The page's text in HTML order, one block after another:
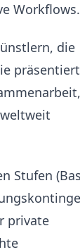
Workflows.
die
präsentiert
Stufen
private